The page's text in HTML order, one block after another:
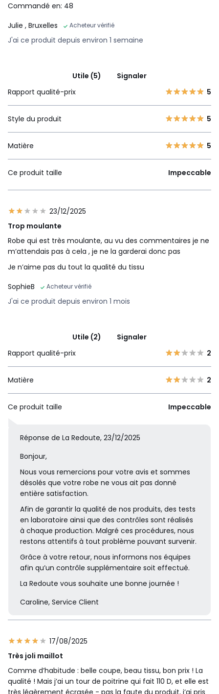
Commandé en: 48
Julie , Bruxelles Acheteur vérifié
J'ai ce produit depuis environ 1 semaine
Utile (5)
Signaler
Rapport qualité-prix
5
Style du produit 5
Matière 5
Ce produit taille Impeccable
23/12/2025
Trop moulante
Robe qui est très moulante, au vu des commentaires je ne
m’attendais pas à cela , je ne la garderai donc pas
Je n’aime pas du tout la qualité du tissu
SophieB
Acheteur vérifié
J'ai ce produit depuis environ 1 mois
Utile (2)
Signaler
Rapport qualité-prix
2
Matière 2
Ce produit taille Impeccable
Réponse de La Redoute, 23/12/2025
Bonjour,
Nous vous remercions pour votre avis et sommes
désolés que votre robe ne vous ait pas donné
entière satisfaction.
Afin de garantir la qualité de nos produits, des tests
en laboratoire ainsi que des contrôles sont réalisés
à chaque production. Malgré ces procédures, nous
restons attentifs à tout problème pouvant survenir.
Grâce à votre retour, nous informons nos équipes
afin qu’un contrôle supplémentaire soit effectué.
La Redoute vous souhaite une bonne journée !
Caroline, Service Client
17/08/2025
Très joli maillot
Comme d’habitude : belle coupe, beau tissu, bon prix ! La
qualité ! Mais j’ai un tour de poitrine qui fait 110 D, et elle est
très légèrement écrasée - pas la faute du produit, j’ai pris